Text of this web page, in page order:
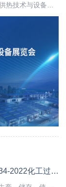
中华人民共和国安全生产行业标准|AQT3034-2022化工过程安全管理导则全文